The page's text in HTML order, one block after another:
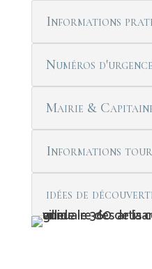
Informations
Numéros d'urgence
Mairie &
Informations
idées de